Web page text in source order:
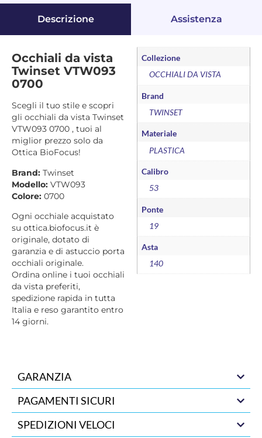
Descrizione Assistenza
Occhiali da vista
Twinset VTW093
0700
Scegli il tuo stile e scopri
gli occhiali da vista Twinset
VTW093 0700 , tuoi al
miglior prezzo solo da
Ottica BioFocus!
Brand: Twinset
Modello: VTW093
Colore: 0700
Ogni occhiale acquistato
su ottica.biofocus.it è
originale, dotato di
garanzia e di astuccio porta
occhiali originale.
Ordina online i tuoi occhiali
da vista preferiti,
spedizione rapida in tutta
Italia e reso garantito entro
14 giorni.
Collezione
OCCHIALI DA VISTA
Brand
TWINSET
Materiale
PLASTICA
Calibro
53
Ponte
19
Asta
140
GARANZIA
PAGAMENTI SICURI
SPEDIZIONI VELOCI